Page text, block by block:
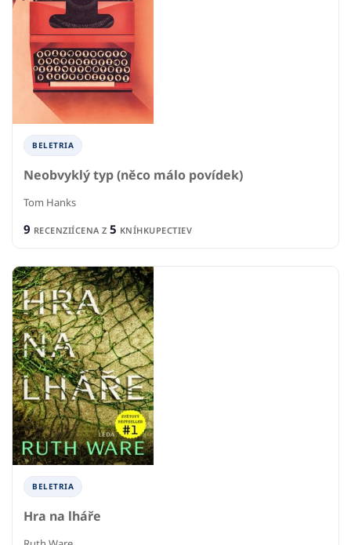
BELETRIA
Neobvyklý typ (něco málo povídek)
Tom Hanks
9RECENZIÍCENA Z5 KNÍHKUPECTIEV
BELETRIA
Hra na lháře
Ruth Ware
5RECENZIÍCENA Z